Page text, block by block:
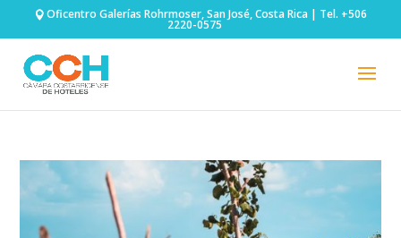
Oficentro Galerías Rohrmoser, San José, Costa Rica | Tel. +506
2220-0575